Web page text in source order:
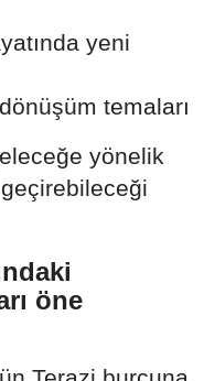
yeni
temaları
yönelik
öne